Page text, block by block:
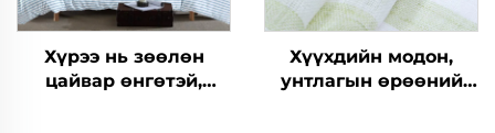
Хүрээ нь зөөлөн
цайвар өнгөтэй,
Хүүхдийн модон,
унтлагын өрөөний